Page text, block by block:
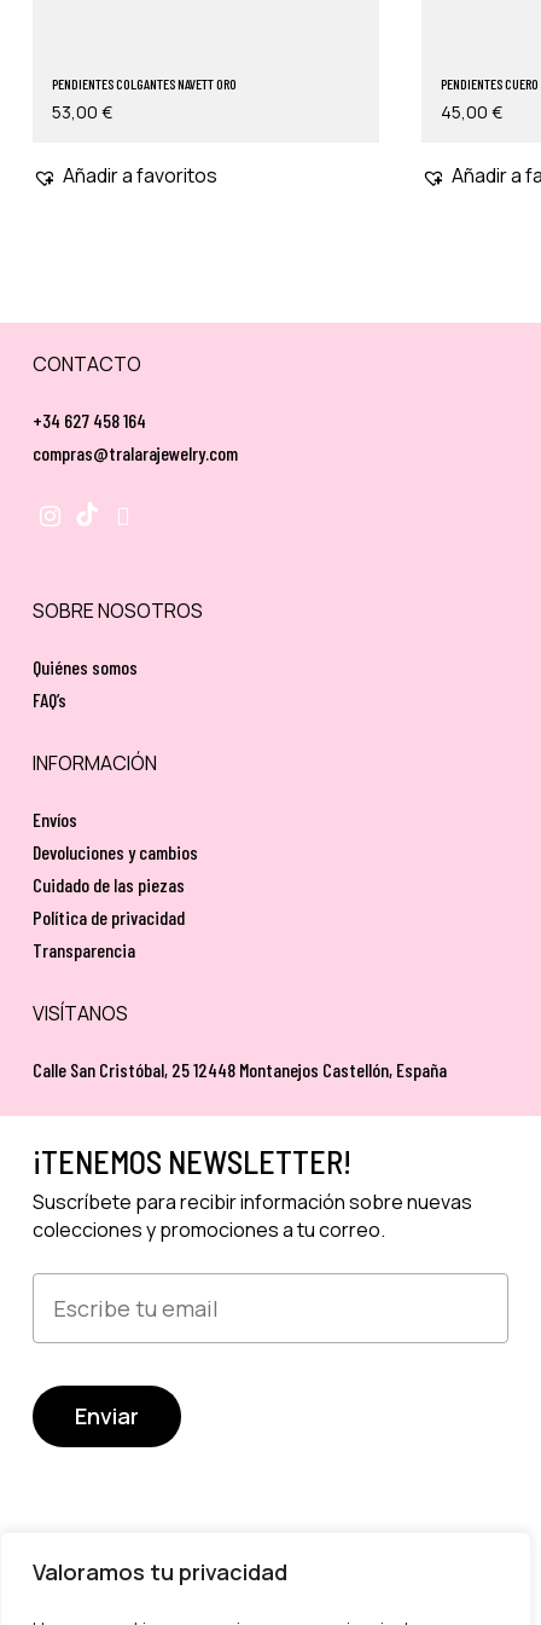
Valoramos tu privacidad
PENDIENTES COLGANTES NAVETT ORO
53,00 €
Añadir a favoritos
PENDIENTES
45,00 €
Añadir a
CONTACTO
+34 627 458 164
compras@tralarajewelry.com
SOBRE NOSOTROS
Quiénes somos
FAQ’s
INFORMACIÓN
Envíos
Devoluciones y cambios
Cuidado de las piezas
Política de privacidad
Transparencia
VISÍTANOS
Calle San Cristóbal, 25 12448 Montanejos Castellón, España
¡TENEMOS NEWSLETTER!
Suscríbete para recibir información sobre nuevas
colecciones y promociones a tu correo.